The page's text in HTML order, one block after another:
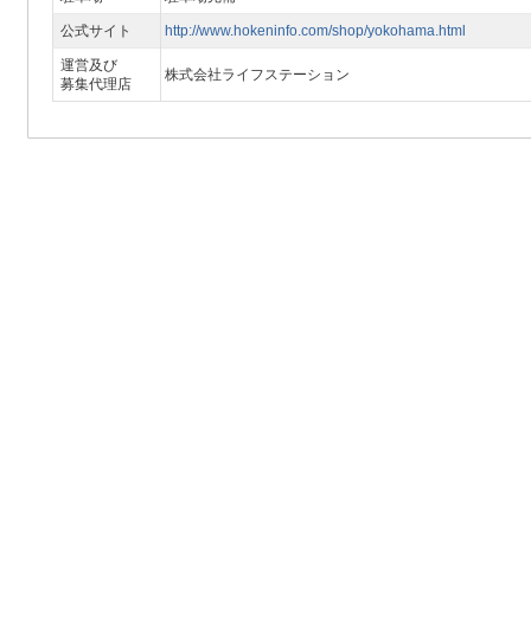
公式サイト http://www.hokeninfo.com/shop/yokohama.html
運営及び
募集代理店
株式会社ライフステーション